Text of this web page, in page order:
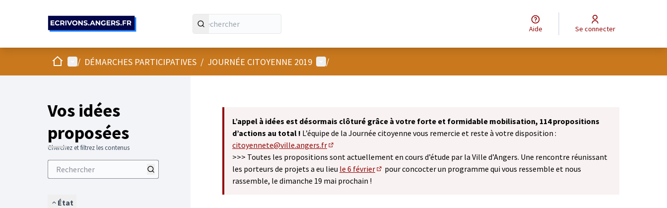
Aide Se connecter
AccueilMenu principal
/ DÉMARCHES PARTICIPATIVES / JOURNÉE CITOYENNE 2019 Menu utilisateur
/
Vos idées
proposées
Cherchez et filtrez les contenus
État
L’appel à idées est désormais clôturé grâce à votre forte et formidable mobilisation, 114 propositions
d’actions au total ! L’équipe de la Journée citoyenne vous remercie et reste à votre disposition :
citoyennete@ville.angers.fr
(S'ouvre dans un nouvel onglet)
>>> Toutes les propositions sont actuellement en cours d’étude par la Ville d’Angers. Une rencontre réunissant
les porteurs de projets a eu lieu le 6 février
pour concocter un programme qui vous ressemble et nous
rassemble, le dimanche 19 mai prochain !